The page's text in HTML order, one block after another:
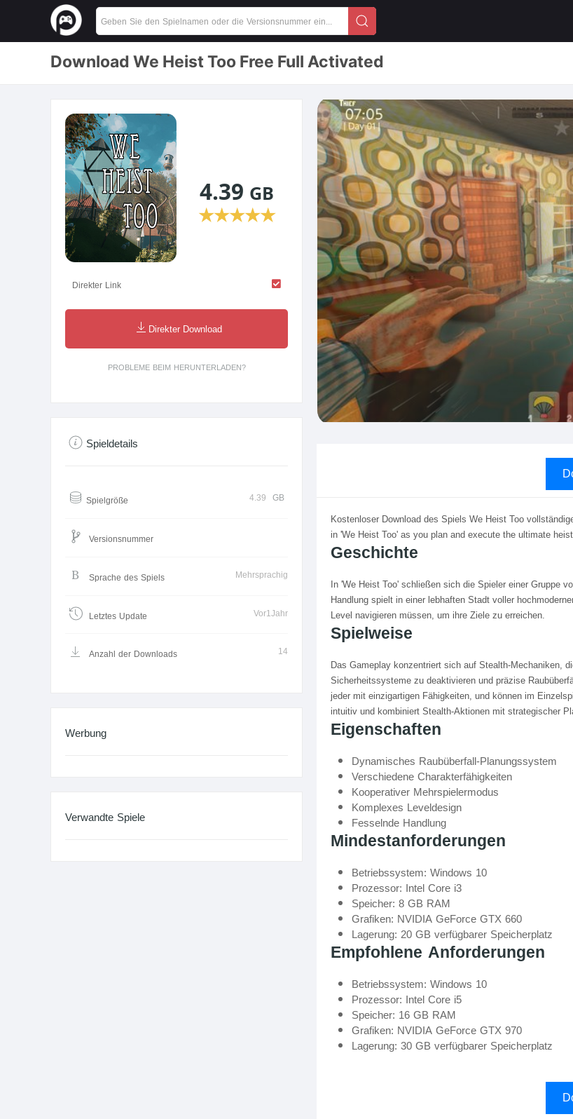
Download We Heist Too Free Full Activated
Kostenloser Download des Spiels We Heist Too
in 'We Heist Too' as you plan and execute the ultimate
Geschichte
In 'We Heist Too' schließen sich die Spieler einer Gruppe
Handlung spielt in einer lebhaften Stadt voller
Level navigieren müssen, um ihre Ziele zu erreichen.
Spielweise
Das Gameplay konzentriert sich auf Stealth-Mechaniken,
Sicherheitssysteme zu deaktivieren und präzise
jeder mit einzigartigen Fähigkeiten, und können im
intuitiv und kombiniert Stealth-Aktionen mit strategischer
Eigenschaften
Dynamisches Raubüberfall-Planungssystem
Verschiedene Charakterfähigkeiten
Kooperativer Mehrspielermodus
Komplexes Leveldesign
Fesselnde Handlung
Mindestanforderungen
Betriebssystem: Windows 10
Prozessor: Intel Core i3
Speicher: 8 GB RAM
Grafiken: NVIDIA GeForce GTX 660
Lagerung: 20 GB verfügbarer Speicherplatz
Empfohlene Anforderungen
Betriebssystem: Windows 10
Prozessor: Intel Core i5
Speicher: 16 GB RAM
Grafiken: NVIDIA GeForce GTX 970
Lagerung: 30 GB verfügbarer Speicherplatz
4.39 GB
★★★★★
Direkter Link
Direkter Download
PROBLEME BEIM HERUNTERLADEN?
Spieldetails
Spielgröße 4.39 GB
Versionsnummer
Sprache des Spiels Mehrsprachig
Letztes Update Vor1Jahr
Anzahl der Downloads 14
Werbung
Verwandte Spiele